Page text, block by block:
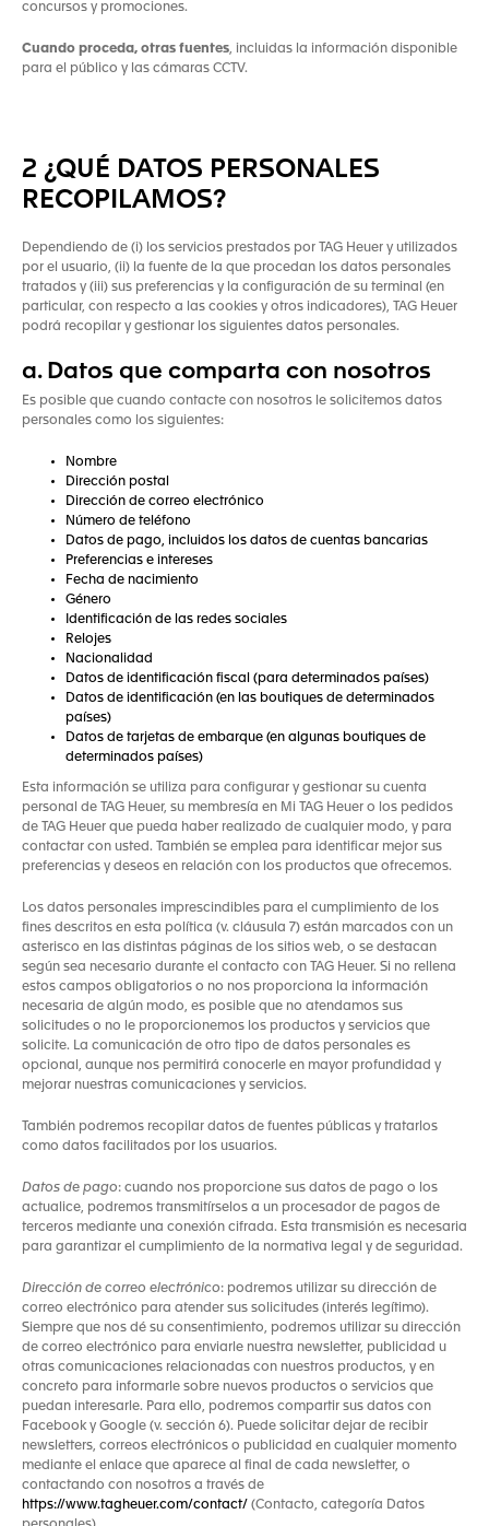
concursos y promociones.
Cuando proceda, otras fuentes, incluidas la información disponible
para el público y las cámaras CCTV.
2 ¿QUÉ DATOS PERSONALES
RECOPILAMOS?
Dependiendo de (i) los servicios prestados por TAG Heuer y utilizados
por el usuario, (ii) la fuente de la que procedan los datos personales
tratados y (iii) sus preferencias y la configuración de su terminal (en
particular, con respecto a las cookies y otros indicadores), TAG Heuer
podrá recopilar y gestionar los siguientes datos personales.
a. Datos que comparta con nosotros
Es posible que cuando contacte con nosotros le solicitemos datos
personales como los siguientes:
Nombre
Dirección postal
Dirección de correo electrónico
Número de teléfono
Datos de pago, incluidos los datos de cuentas bancarias
Preferencias e intereses
Fecha de nacimiento
Género
Identificación de las redes sociales
Relojes
Nacionalidad
Datos de identificación fiscal (para determinados países)
Datos de identificación (en las boutiques de determinados
países)
Datos de tarjetas de embarque (en algunas boutiques de
determinados países)
Esta información se utiliza para configurar y gestionar su cuenta
personal de TAG Heuer, su membresía en Mi TAG Heuer o los pedidos
de TAG Heuer que pueda haber realizado de cualquier modo, y para
contactar con usted. También se emplea para identificar mejor sus
preferencias y deseos en relación con los productos que ofrecemos.
Los datos personales imprescindibles para el cumplimiento de los
fines descritos en esta política (v. cláusula 7) están marcados con un
asterisco en las distintas páginas de los sitios web, o se destacan
según sea necesario durante el contacto con TAG Heuer. Si no rellena
estos campos obligatorios o no nos proporciona la información
necesaria de algún modo, es posible que no atendamos sus
solicitudes o no le proporcionemos los productos y servicios que
solicite. La comunicación de otro tipo de datos personales es
opcional, aunque nos permitirá conocerle en mayor profundidad y
mejorar nuestras comunicaciones y servicios.
También podremos recopilar datos de fuentes públicas y tratarlos
como datos facilitados por los usuarios.
Datos de pago: cuando nos proporcione sus datos de pago o los
actualice, podremos transmitírselos a un procesador de pagos de
terceros mediante una conexión cifrada. Esta transmisión es necesaria
para garantizar el cumplimiento de la normativa legal y de seguridad.
Dirección de correo electrónico: podremos utilizar su dirección de
correo electrónico para atender sus solicitudes (interés legítimo).
Siempre que nos dé su consentimiento, podremos utilizar su dirección
de correo electrónico para enviarle nuestra newsletter, publicidad u
otras comunicaciones relacionadas con nuestros productos, y en
concreto para informarle sobre nuevos productos o servicios que
puedan interesarle. Para ello, podremos compartir sus datos con
Facebook y Google (v. sección 6). Puede solicitar dejar de recibir
newsletters, correos electrónicos o publicidad en cualquier momento
mediante el enlace que aparece al final de cada newsletter, o
contactando con nosotros a través de
https://www.tagheuer.com/contact/ (Contacto, categoría Datos